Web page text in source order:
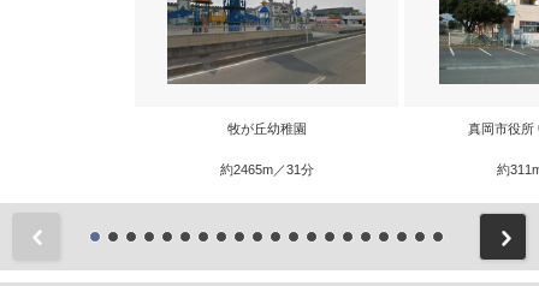
牧が丘幼稚園
約2465m／31分
真岡市役所
約